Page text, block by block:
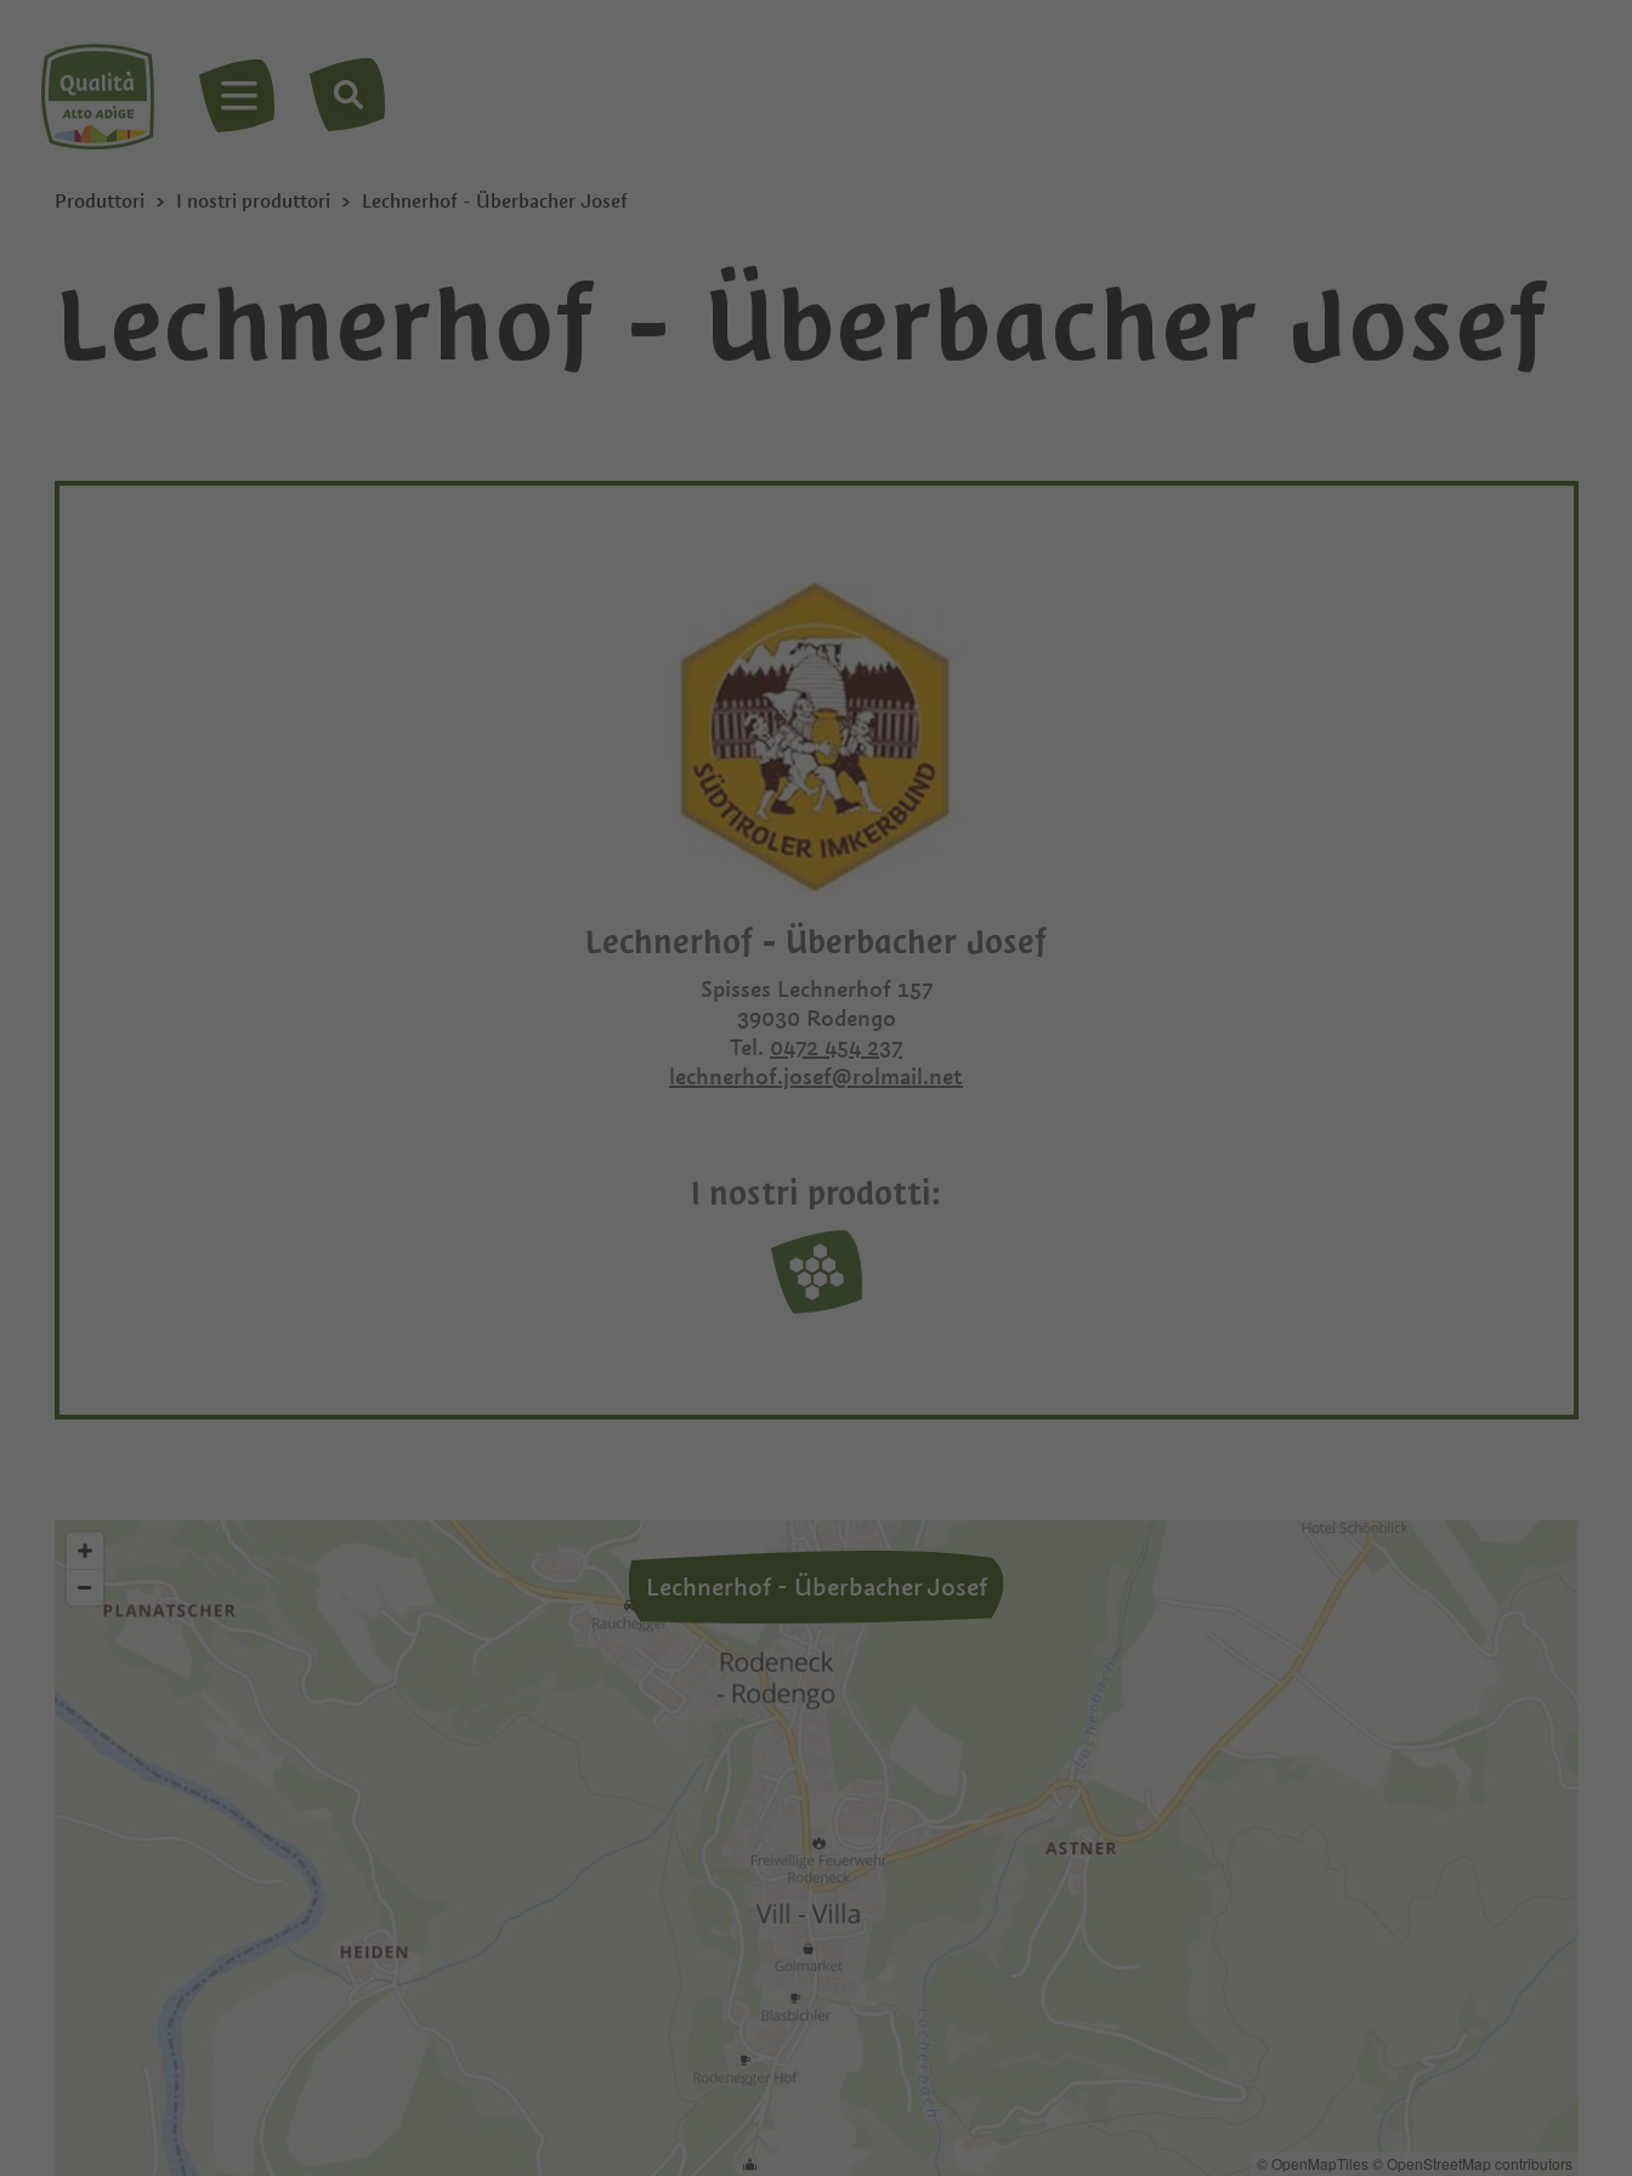
MENU
Produttori I nostri produttori Lechnerhof - Überbacher Josef
Lechnerhof - Überbacher Josef
Lechnerhof - Überbacher Josef
Spisses Lechnerhof 157
39030 Rodengo
Tel. 0472 454 237
lechnerhof.josef@rolmail.net
I nostri prodotti:
Lechnerhof - Überbacher Josef
© OpenMapTiles © OpenStreetMap contributors